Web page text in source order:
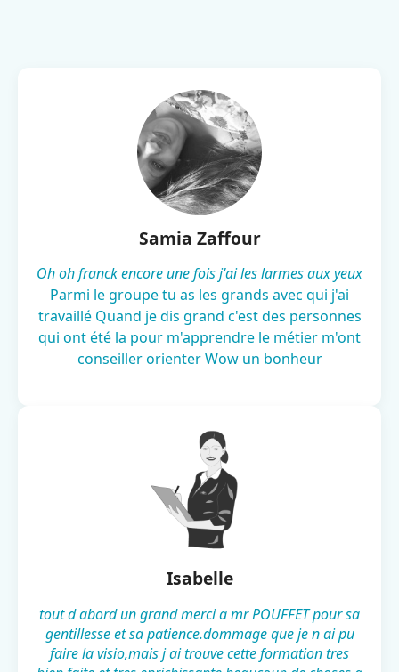
Samia Zaffour
Oh oh franck encore une fois j'ai les larmes aux yeux
Parmi le groupe tu as les grands avec qui j'ai
travaillé Quand je dis grand c'est des personnes
qui ont été la pour m'apprendre le métier m'ont
conseiller orienter Wow un bonheur
Isabelle
tout d abord un grand merci a mr POUFFET pour sa
gentillesse et sa patience.dommage que je n ai pu
faire la visio,mais j ai trouve cette formation tres